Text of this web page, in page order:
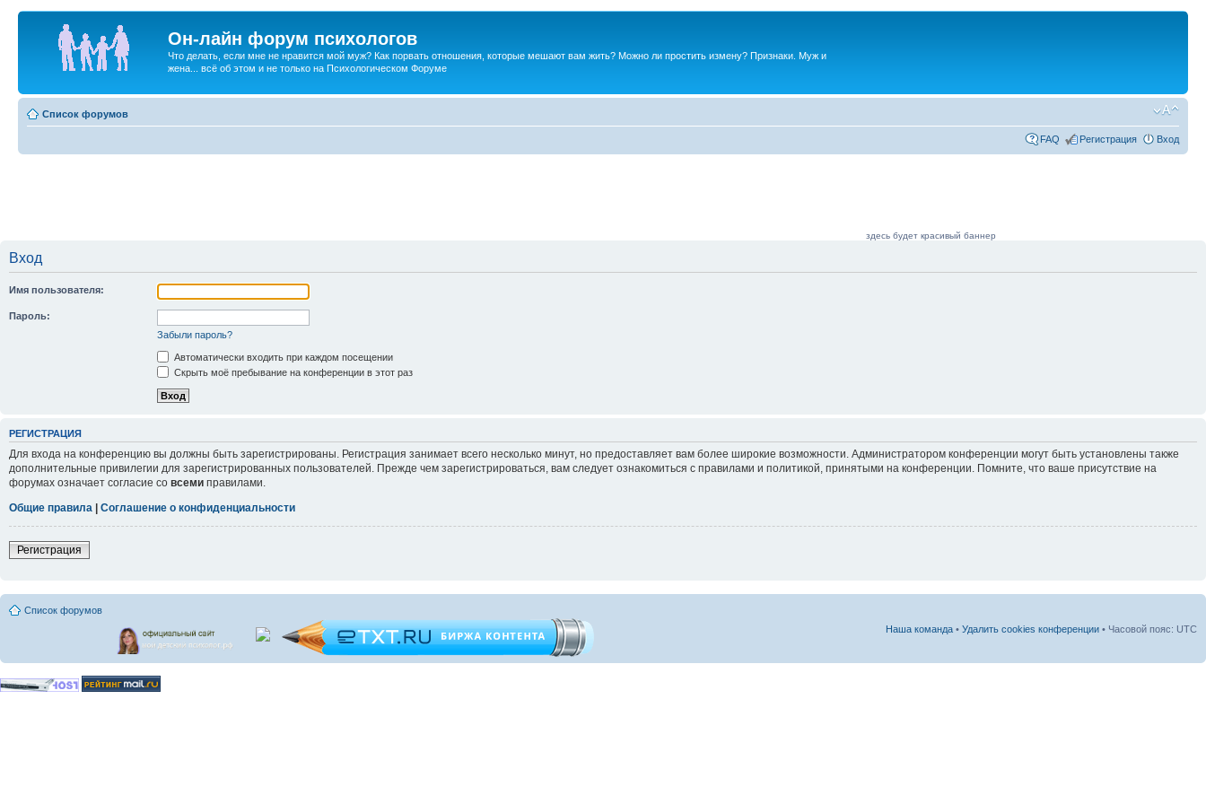
Он-лайн форум психологов
Что делать, если мне не нравится мой муж? Как порвать отношения, которые мешают вам жить? Можно ли простить измену? Признаки. Муж и
жена... всё об этом и не только на Психологическом Форуме
Список форумов
FAQ Регистрация Вход
здесь будет красивый баннер
Вход
Имя пользователя:
Пароль:
Забыли пароль?
Автоматически входить при каждом посещении
Скрыть моё пребывание на конференции в этот раз
РЕГИСТРАЦИЯ
Для входа на конференцию вы должны быть зарегистрированы. Регистрация занимает всего несколько минут, но предоставляет вам более широкие возможности. Администратором конференции могут быть установлены также
дополнительные привилегии для зарегистрированных пользователей. Прежде чем зарегистрироваться, вам следует ознакомиться с правилами и политикой, принятыми на конференции. Помните, что ваше присутствие на
форумах означает согласие со всеми правилами.
Общие правила
Соглашение о конфиденциальности
Регистрация
Список форумов
Наша команда • Удалить cookies конференции • Часовой пояс: UTC